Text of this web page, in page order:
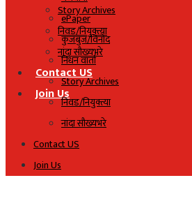
Story Archives
निवड/नियुक्त्या
नांदा सौख्यभरे
Contact US
Join Us
ePaper
कुजबुज/विनोद
निधन वार्ता
Story Archives
निवड/नियुक्त्या
नांदा सौख्यभरे
Contact US
Join Us